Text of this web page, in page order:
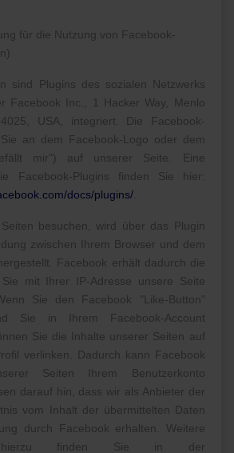
für die Nutzung von Facebook-
sind Plugins des sozialen Netzwerks
Facebook Inc., 1 Hacker Way, Menlo
USA, integriert. Die Facebook-
an dem Facebook-Logo oder dem
mir") auf unserer Seite. Eine
Facebook-Plugins finden Sie hier:
docs/plugins/
besuchen, wird über das Plugin
zwischen Ihrem Browser und dem
Facebook erhält dadurch die
Sie mit Ihrer IP-Adresse unsere Seite
Sie den Facebook "Like-Button"
Sie in Ihrem Facebook-Account
Sie die Inhalte unserer Seiten auf
verlinken. Dadurch kann Facebook
Seiten Ihrem Benutzerkonto
darauf hin, dass wir als Anbieter der
vom Inhalt der übermittelten Daten
durch Facebook erhalten. Weitere
hierzu finden Sie in der